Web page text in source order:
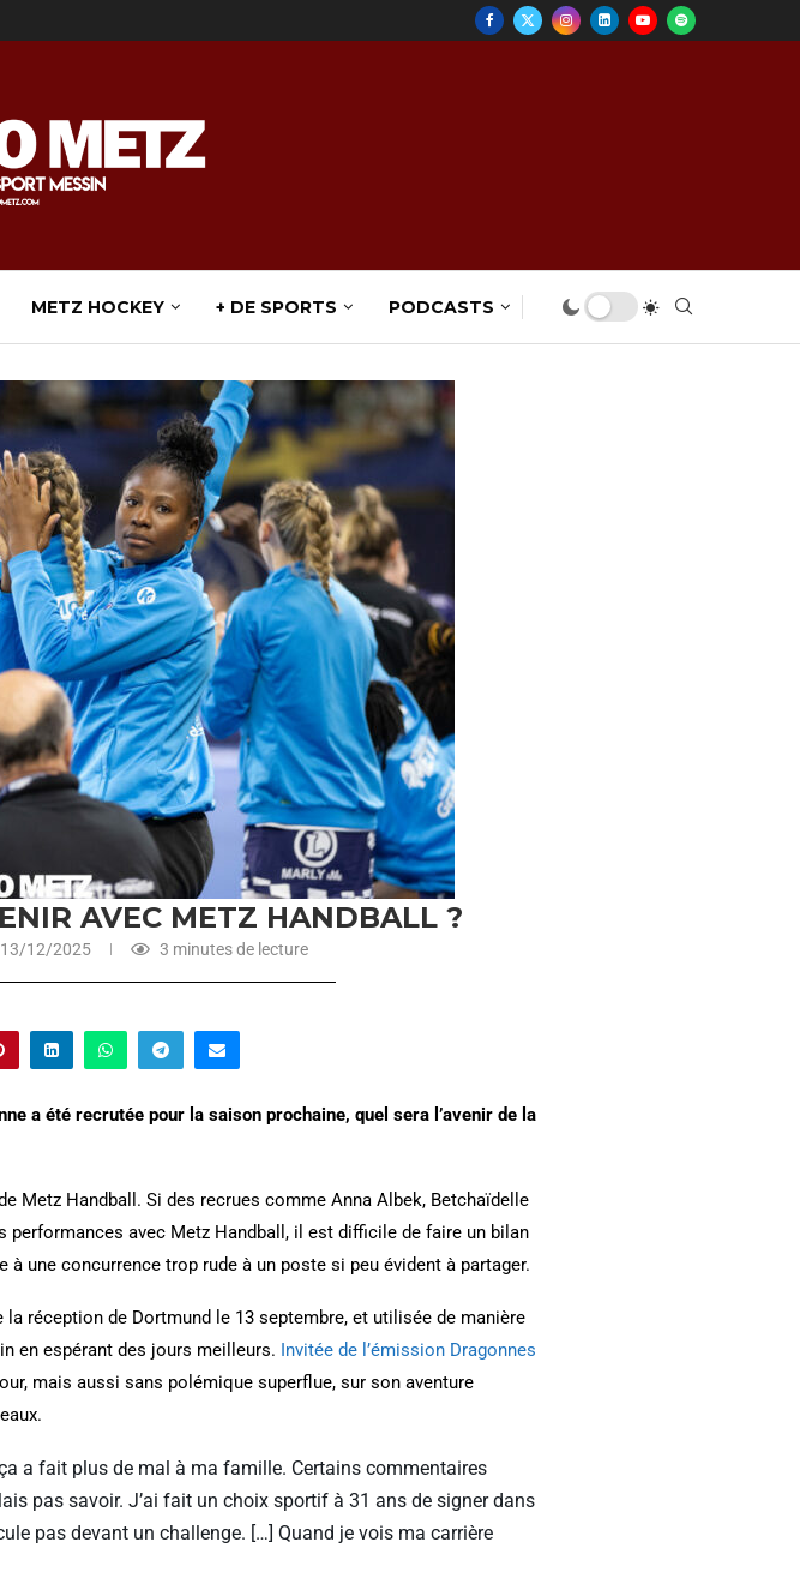
METZ HOCKEY + DE SPORTS PODCASTS
AVEC METZ HANDBALL ?
13/12/2025 3 minutes de lecture
a été recrutée pour la saison prochaine, quel sera l’avenir de la
Metz Handball. Si des recrues comme Anna Albek, Betchaïdelle
performances avec Metz Handball, il est difficile de faire un bilan
à une concurrence trop rude à un poste si peu évident à partager.
réception de Dortmund le 13 septembre, et utilisée de manière
en espérant des jours meilleurs. Invitée de l’émission Dragonnes
mais aussi sans polémique superflue, sur son aventure
a fait plus de mal à ma famille. Certains commentaires
pas savoir. J’ai fait un choix sportif à 31 ans de signer dans
pas devant un challenge. […] Quand je vois ma carrière